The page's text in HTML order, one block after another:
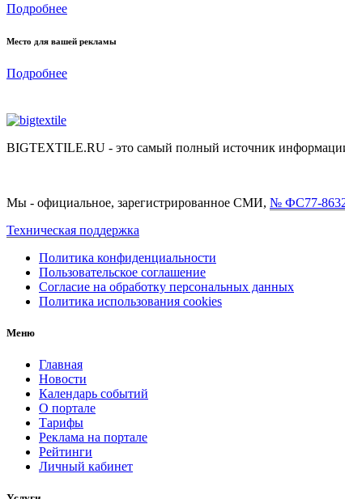
Подробнее
Место для вашей рекламы
Подробнее
BIGTEXTILE.RU - это самый полный источник
Мы - официальное, зарегистрированное СМИ, № ФС77-
Техническая поддержка
Политика конфиденциальности
Пользовательское соглашение
Согласие на обработку персональных данных
Политика использования cookies
Меню
Главная
Новости
Календарь событий
О портале
Тарифы
Реклама на портале
Рейтинги
Личный кабинет